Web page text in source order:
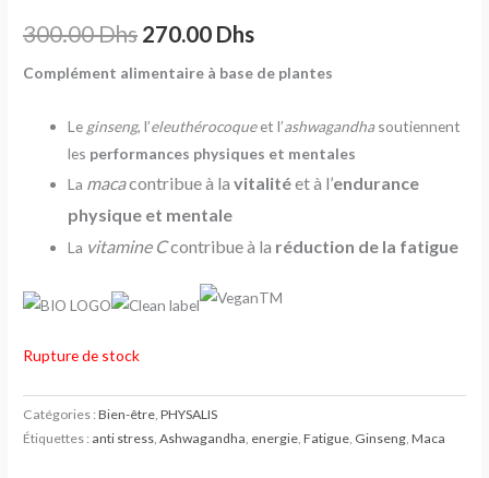
300.00Dhs 270.00 Dhs
Complément alimentaire à base de plantes
Le ginseng, l’eleuthérocoqueet l’ashwagandhasoutiennent
les performances physiques et mentales
La macacontribue à lavitalitéet à l’endurance
physique et mentale
La vitamine Ccontribue à la réduction de la fatigue
Rupture de stock
Catégories :Bien-être ,PHYSALIS
Étiquettes : anti stress ,Ashwagandha energie ,Fatigue Ginseng ,Maca